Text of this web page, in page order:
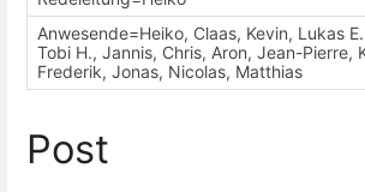
Anwesende=Heiko, Claas, Kevin, Lukas
Tobi H., Jannis, Chris, Aron, Jean-Pierre,
Frederik, Jonas, Nicolas, Matthias
Post